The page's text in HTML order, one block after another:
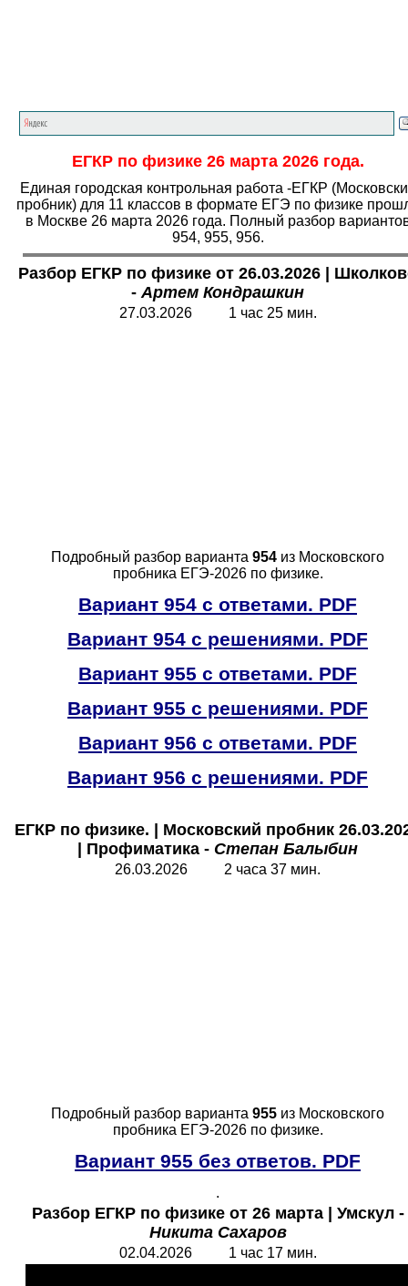
ЕГКР по физике 26 марта 2026 года.
Единая городская контрольная работа -ЕГКР
пробник) для 11 классов в формате ЕГЭ по физике
в Москве 26 марта 2026 года. Полный разбор
954, 955, 956.
Разбор ЕГКР по физике от 26.03.2026 |
-Артем Кондрашкин
27.03.2026 1 час 25 мин.
Подробный разбор варианта 954 из Московского
пробника ЕГЭ-2026 по физике.
Вариант 954 с ответами. PDF
Вариант 954 с решениями. PDF
Вариант 955 с ответами. PDF
Вариант 955 с решениями. PDF
Вариант 956 с ответами. PDF
Вариант 956 с решениями. PDF
ЕГКР по физике. | Московский пробник
| Профиматика - Степан Балыбин
26.03.2026 2 часа 37 мин.
Подробный разбор варианта 955 из Московского
пробника ЕГЭ-2026 по физике.
Вариант 955 без ответов. PDF
.
Разбор ЕГКР по физике от 26 марта | Умскул -
Никита Сахаров
02.04.2026 1 час 17 мин.